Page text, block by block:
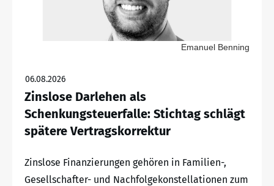
Emanuel Benning
06.08.2026
Zinslose Darlehen als
Schenkungsteuerfalle: Stichtag schlägt
spätere Vertragskorrektur
Zinslose Finanzierungen gehören in Familien-,
Gesellschafter- und Nachfolgekonstellationen zum